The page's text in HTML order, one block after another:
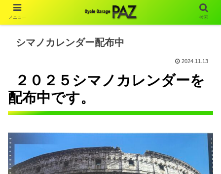
シマノカレンダー配布中
2024.11.13
２０２５シマノカレンダーを
配布中です。
メニュー 検索